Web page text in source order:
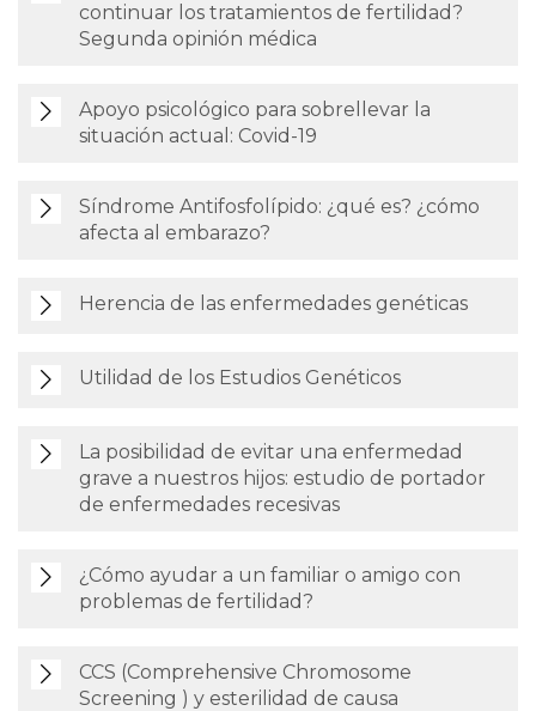
continuar los tratamientos de fertilidad?
Segunda opinión médica
Apoyo psicológico para sobrellevar la
situación actual: Covid-19
Síndrome Antifosfolípido: ¿qué es? ¿cómo
afecta al embarazo?
Herencia de las enfermedades genéticas
Utilidad de los Estudios Genéticos
La posibilidad de evitar una enfermedad
grave a nuestros hijos: estudio de portador
de enfermedades recesivas
¿Cómo ayudar a un familiar o amigo con
problemas de fertilidad?
CCS (Comprehensive Chromosome
Screening ) y esterilidad de causa